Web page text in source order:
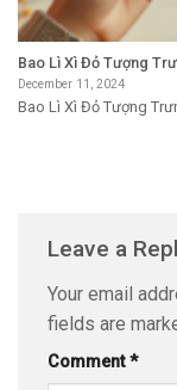
Bao Lì Xì Đỏ Tượng
December 11, 2024
Bao Lì Xì Đỏ Tượng
Leave a
Your email
fields are
Comment*